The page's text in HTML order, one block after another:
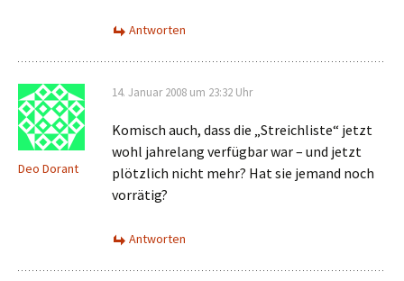
Antworten
Deo Dorant
14. Januar 2008 um 23:32 Uhr
Komisch auch, dass die „Streichliste“ jetzt
wohl jahrelang verfügbar war – und jetzt
plötzlich nicht mehr? Hat sie jemand noch
vorrätig?
Antworten